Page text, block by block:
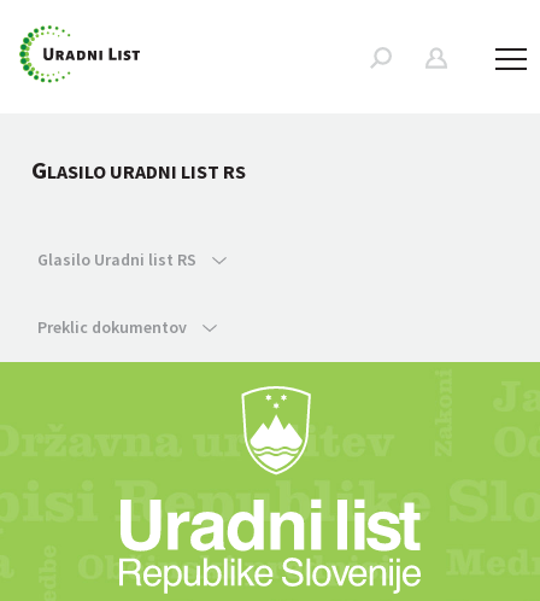
GLASILO URADNI LIST RS
Glasilo Uradni list RS
Preklic dokumentov